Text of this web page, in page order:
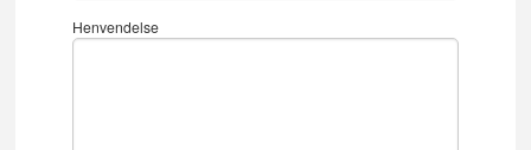
Henvendelse